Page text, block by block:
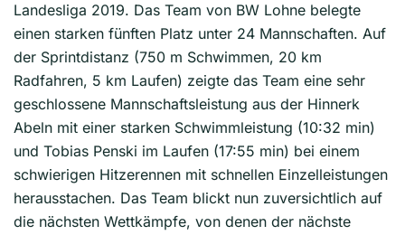
Landesliga 2019. Das Team von BW Lohne belegte
einen starken fünften Platz unter 24 Mannschaften. Auf
der Sprintdistanz (750 m Schwimmen, 20 km
Radfahren, 5 km Laufen) zeigte das Team eine sehr
geschlossene Mannschaftsleistung aus der Hinnerk
Abeln mit einer starken Schwimmleistung (10:32 min)
und Tobias Penski im Laufen (17:55 min) bei einem
schwierigen Hitzerennen mit schnellen Einzelleistungen
herausstachen. Das Team blickt nun zuversichtlich auf
die nächsten Wettkämpfe, von denen der nächste